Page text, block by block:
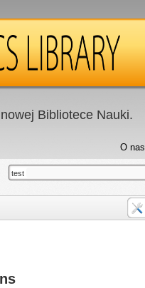
Bibliotece Nauki.
O nas
test